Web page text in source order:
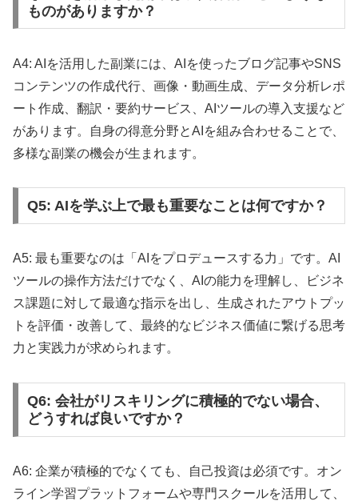
ものがありますか？
A4: AIを活用した副業には、AIを使ったブログ記事やSNS
コンテンツの作成代行、画像・動画生成、データ分析レポ
ート作成、翻訳・要約サービス、AIツールの導入支援など
があります。自身の得意分野とAIを組み合わせることで、
多様な副業の機会が生まれます。
Q5: AIを学ぶ上で最も重要なことは何ですか？
A5: 最も重要なのは「AIをプロデュースする力」です。AI
ツールの操作方法だけでなく、AIの能力を理解し、ビジネ
ス課題に対して最適な指示を出し、生成されたアウトプッ
トを評価・改善して、最終的なビジネス価値に繋げる思考
力と実践力が求められます。
Q6: 会社がリスキリングに積極的でない場合、
どうすれば良いですか？
A6: 企業が積極的でなくても、自己投資は必須です。オン
ライン学習プラットフォームや専門スクールを活用して、